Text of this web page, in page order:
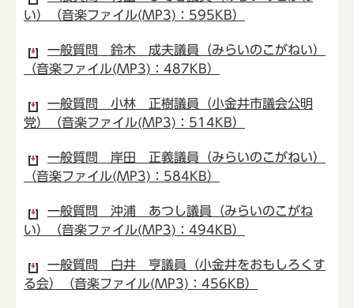
い）（音楽ファイル(MP3)：595KB）
一般質問 鈴木 成夫議員（みらいのこがねい）
（音楽ファイル(MP3)：487KB）
一般質問 小林 正樹議員（小金井市議会公明
党）（音楽ファイル(MP3)：514KB）
一般質問 岸田 正義議員（みらいのこがねい）
（音楽ファイル(MP3)：584KB）
一般質問 沖浦 あつし議員（みらいのこがね
い）（音楽ファイル(MP3)：494KB）
一般質問 白井 亨議員（小金井をおもしろくす
る会）（音楽ファイル(MP3)：456KB）